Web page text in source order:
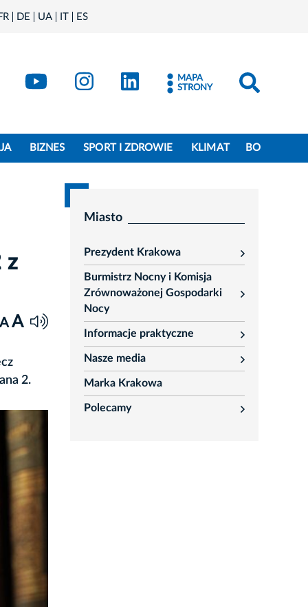
DE UA IT ES
Kraków - X
Kraków - YouTube
Kraków - Instagram
Kraków - LinkedIn
MAPA
STRONY
BIZNES SPORT I ZDROWIE KLIMAT BO
z
A A
2.
Miasto
Prezydent Krakowa
rozwiń
Burmistrz Nocny i Komisja
Zrównoważonej Gospodarki
Nocy
rozwiń
Informacje praktyczne
rozwiń
Nasze media
rozwiń
Marka Krakowa
Polecamy
rozwiń